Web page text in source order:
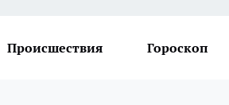
Происшествия Гороскоп